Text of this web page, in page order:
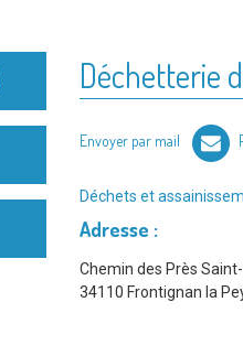
Déchetterie
Envoyer par mail
Type
de
service
:
Déchets et
Adresse :
Chemin des Près
34110 Frontignan la